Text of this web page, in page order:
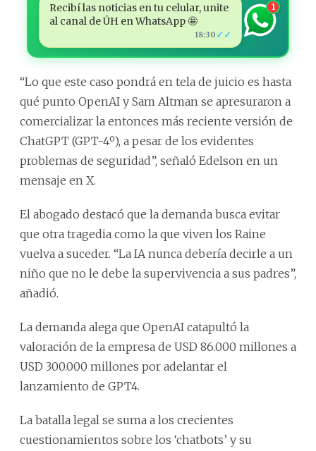
Recibí las noticias en tu celular, unite
al canal de ÚH en WhatsApp 🤩
18:30 ✓✓
1
“Lo que este caso pondrá en tela de juicio es hasta
qué punto OpenAI y Sam Altman se apresuraron a
comercializar la entonces más reciente versión de
ChatGPT (GPT-4º), a pesar de los evidentes
problemas de seguridad”, señaló Edelson en un
mensaje en X.
El abogado destacó que la demanda busca evitar
que otra tragedia como la que viven los Raine
vuelva a suceder. “La IA nunca debería decirle a un
niño que no le debe la supervivencia a sus padres”,
añadió.
La demanda alega que OpenAI catapultó la
valoración de la empresa de USD 86.000 millones a
USD 300.000 millones por adelantar el
lanzamiento de GPT4.
La batalla legal se suma a los crecientes
cuestionamientos sobre los ‘chatbots’ y su